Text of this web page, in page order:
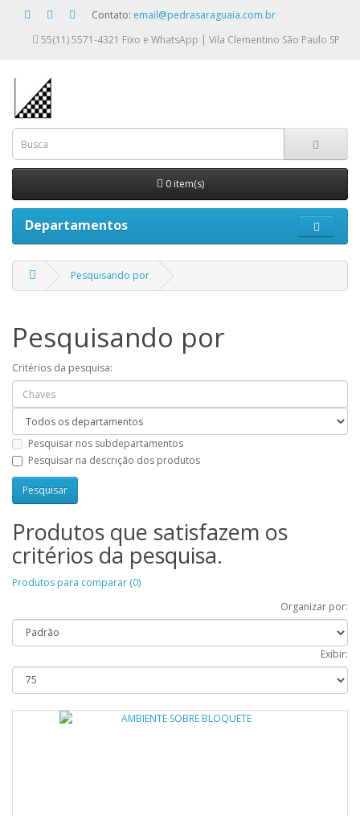
Contato: email@pedrasaraguaia.com.br
55(11) 5571-4321 Fixo e WhatsApp | Vila Clementino São Paulo SP
0 item(s)
Departamentos
Pesquisando por
Pesquisando por
Critérios da pesquisa:
Pesquisar nos subdepartamentos
Pesquisar na descrição dos produtos
Produtos que satisfazem os
critérios da pesquisa.
Produtos para comparar (0)
Organizar por:
Exibir: